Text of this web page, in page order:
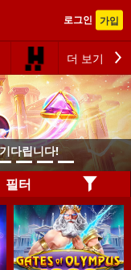
로그인 가입
더 보기
다립니다!
필터